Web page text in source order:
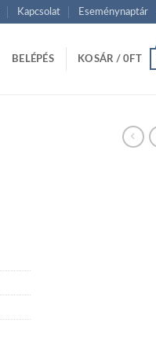
Kapcsolat Eseménynaptár
BELÉPÉS KOSÁR /0FT